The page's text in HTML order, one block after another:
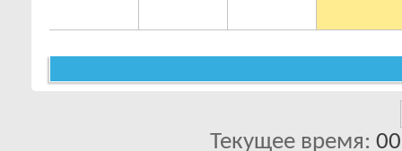
Текущее время: